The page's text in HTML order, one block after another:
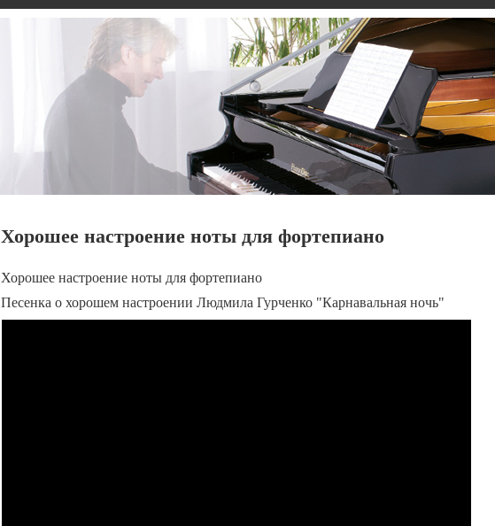
Хорошее настроение ноты для фортепиано
Хорошее настроение ноты для фортепиано
Песенка о хорошем настроении Людмила Гурченко "Карнавальная ночь"